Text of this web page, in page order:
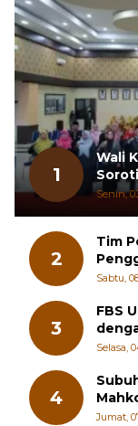
1
Wali
RSUD
Senin,
2
Tim
Guru
Sabtu,
3
FBS
Selasa,
4
Jumat,